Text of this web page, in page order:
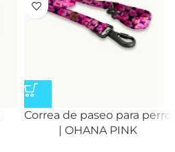
Correa de paseo para perro
| OHANA PINK